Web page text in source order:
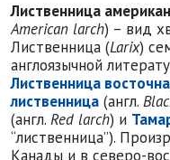
Лиственница
American larch) – вид
Лиственница (Larix)
англоязычной
Лиственница
лиственница (англ.
(англ. Red larch) и
“лиственница”).
Канады и в северо-